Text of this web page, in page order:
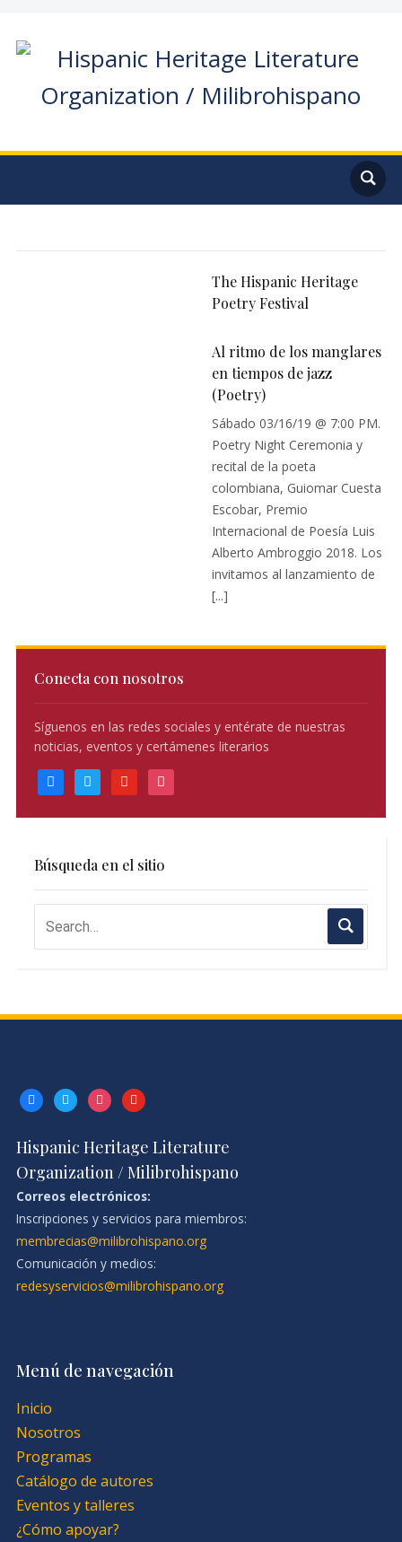
Conecta con nosotros
Síguenos en las redes sociales y entérate de nuestras
noticias, eventos y certámenes literarios
facebooktwitter youtube instagram
Búsqueda en el sitio
The Hispanic Heritage
Poetry Festival
Al ritmo de los manglares
en tiempos de jazz
(Poetry)
Sábado 03/16/19 @ 7:00 PM.
Poetry Night Ceremonia y
recital de la poeta
colombiana, Guiomar Cuesta
Escobar, Premio
Internacional de Poesía Luis
Alberto Ambroggio 2018. Los
invitamos al lanzamiento de
[...]
facebooktwitterinstagramyoutube
Hispanic Heritage Literature
Organization / Milibrohispano
Correos electrónicos:
Inscripciones y servicios para miembros:
membrecias@milibrohispano.org
Comunicación y medios:
redesyservicios@milibrohispano.org
Menú de navegación
Inicio
Nosotros
Programas
Catálogo de autores
Eventos y talleres
¿Cómo apoyar?